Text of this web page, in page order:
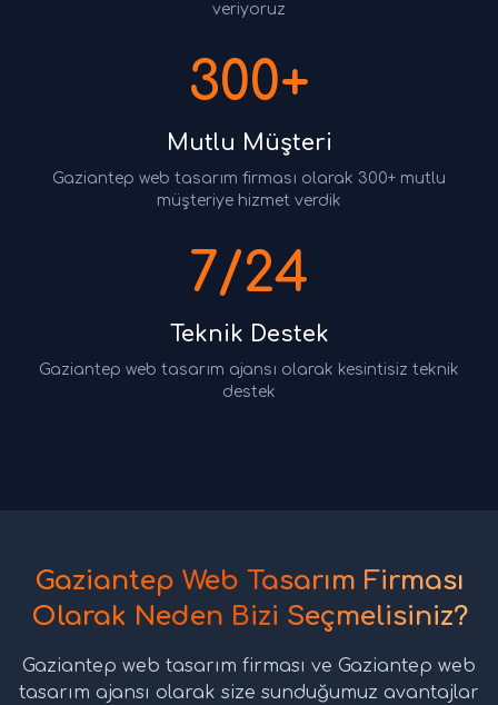
veriyoruz
300+
Mutlu Müşteri
Gaziantep web tasarım firması olarak 300+ mutlu
müşteriye hizmet verdik
7/24
Teknik Destek
Gaziantep web tasarım ajansı olarak kesintisiz teknik
destek
Gaziantep Web Tasarım Firması
Olarak Neden Bizi Seçmelisiniz?
Gaziantep web tasarım firması ve Gaziantep web
tasarım ajansı olarak size sunduğumuz avantajlar